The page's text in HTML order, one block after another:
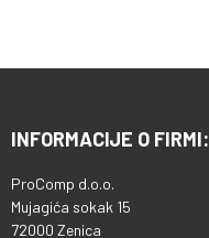
INFORMACIJE O FIRMI:
ProComp d.o.o.
Mujagića sokak 15
72000 Zenica